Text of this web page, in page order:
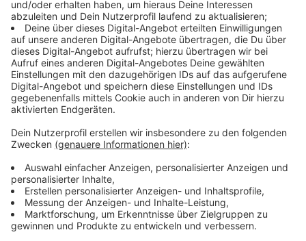
ein Plus gegeben, teilte jetzt die Gewerkschaft IG Bau
mit. Der neue Mindestlohn regelt, dass kein Maler und
kein Lackierer weniger als 15 Euro pro Stunde
verdienen darf. Wer als Quereinsteiger arbeitet, muss
mindestens 13 Euro bekommen. Daran müssen sich
alle 118 Malerbetriebe im Kreis Borken halten, betont
die Gewerkschaft. Das sei allerdings nur die „absolute
Lohnuntergrenze“. Die IG Bau habe auch einen höheren
Tariflohn für die Maler und Lackierer durchgesetzt. Der
liege jetzt bei 18 Euro 87 pro Stunde. Erfahrene
Gesellen verdienen damit nach Angaben der
Gewerkschaft gut 3.260 Euro im Monat. Sie rät allen
Beschäftigten, ihren Lohnzettel zu prüfen.